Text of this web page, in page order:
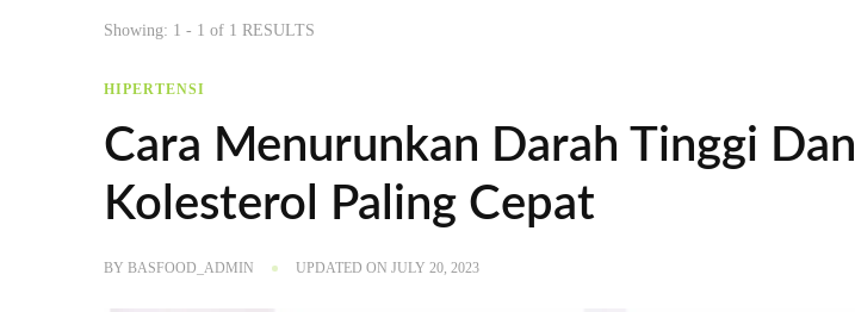
Showing: 1 - 1 of 1 RESULTS
HIPERTENSI
Cara Menurunkan Darah Tinggi Dan
Kolesterol Paling Cepat
BYBASFOOD_ADMIN UPDATED ONJULY 20, 2023